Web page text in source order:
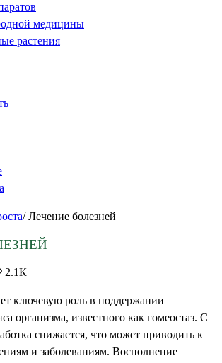
медицины
растения
/ Лечение болезней
2.1К
ключевую роль в поддержании
организма, известного как гомеостаз. С
снижается, что может приводить к
и заболеваниям. Восполнение